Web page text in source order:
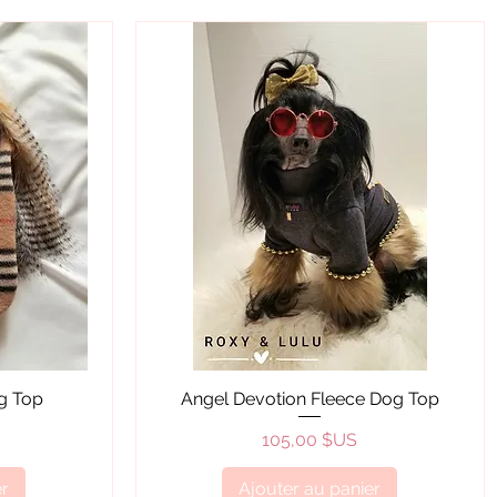
Top
Aperçu rapide
Angel Devotion Fleece Dog Top
Prix
105,00 $US
Ajouter au panier